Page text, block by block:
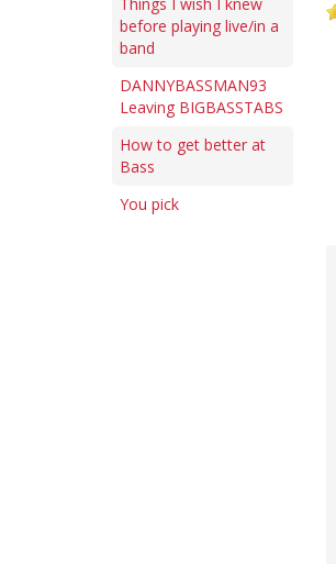
before playing live/in a
band
DANNYBASSMAN93
Leaving BIGBASSTABS
How to get better at
Bass
You pick